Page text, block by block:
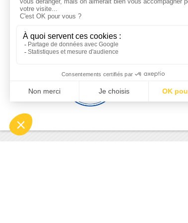
Franceen pompes de relevage, station de
chauffage, suppression, forage, immergée et
Nous assurons
, tout en travaillant avec les
du marché.